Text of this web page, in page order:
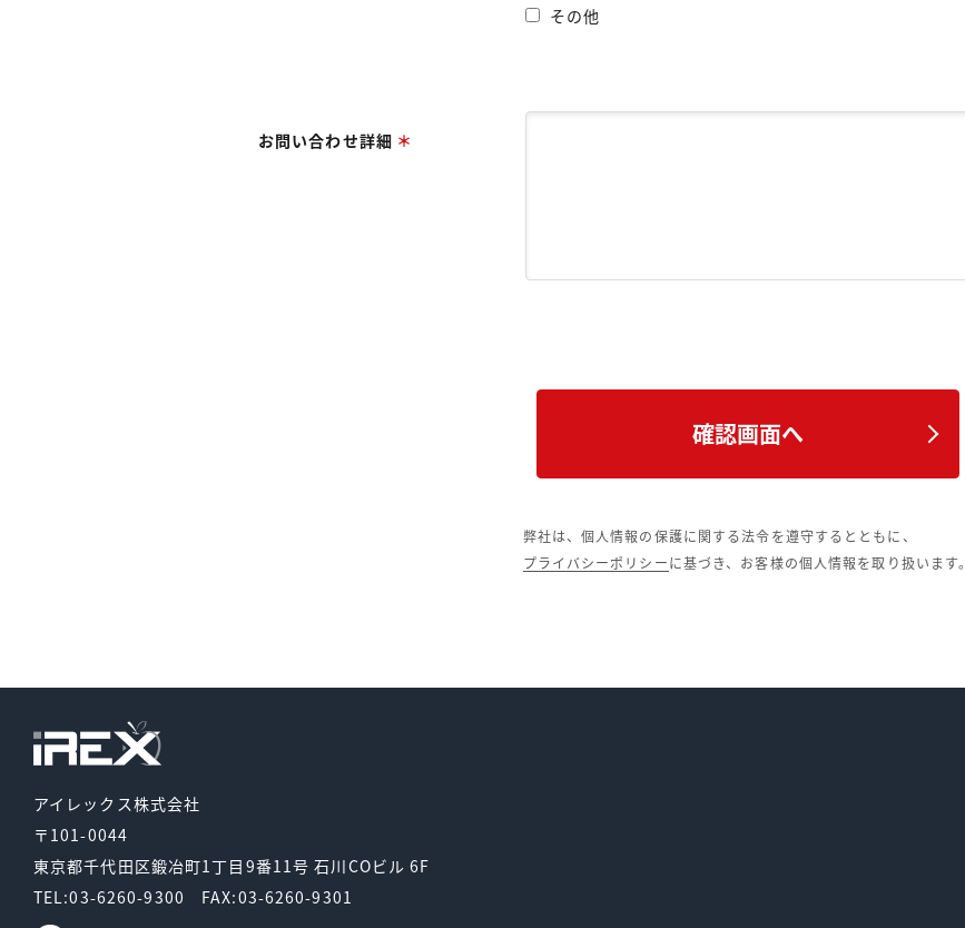
その他
お問い合わせ詳細
弊社は、個人情報の保護に関する法令を遵守するとともに、
プライバシーポリシーに基づき、お客様の個人情報を取り扱います。
アイレックス株式会社
〒101-0044
東京都千代田区鍛冶町1丁目9番11号石川COビル 6F
TEL:03-6260-9300 FAX:03-6260-9301